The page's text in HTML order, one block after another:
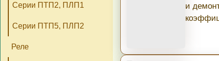
и
Серии ПТП2, ПЛП1
Серии ПТП5, ПЛП2
Реле